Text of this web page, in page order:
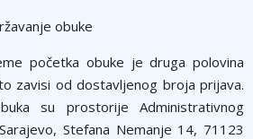
obuke
početka obuke je druga polovina
zavisi od dostavljenog broja prijava.
su prostorije Administrativnog
Stefana Nemanje 14, 71123